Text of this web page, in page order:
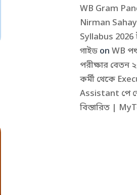
WB Gram
Nirman
Syllabus 2026
গাইড onWB
পরীক্ষার বেতন
কর্মী থেকে
Assistant পে
বিস্তারিত |